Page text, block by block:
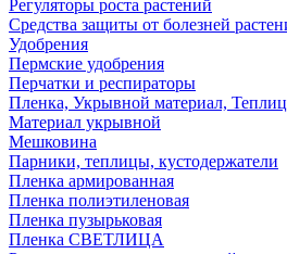
Регуляторы роста растений
Средства защиты от болезней
Удобрения
Пермские удобрения
Перчатки и респираторы
Пленка, Укрывной материал,
Материал укрывной
Мешковина
Парники, теплицы, кустодержатели
Пленка армированная
Пленка полиэтиленовая
Пленка пузырьковая
Пленка СВЕТЛИЦА